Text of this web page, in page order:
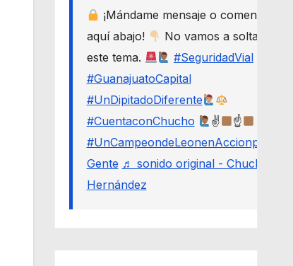
¡Mándame mensaje o comenta
aquí abajo!
No vamos a soltar
este tema.
#SeguridadVial
#GuanajuatoCapital
#UnDipitadoDiferente
#CuentaconChucho
✌
☝
#UnCampeondeLeonenAccionporLa
Gente ♬ sonido original - Chucho
Hernández